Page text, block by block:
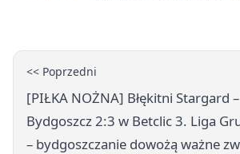
<< Poprzedni
[PIŁKA NOŻNA] Błękitni Stargard
Bydgoszcz 2:3 w Betclic 3. Liga
– bydgoszczanie dowożą ważne